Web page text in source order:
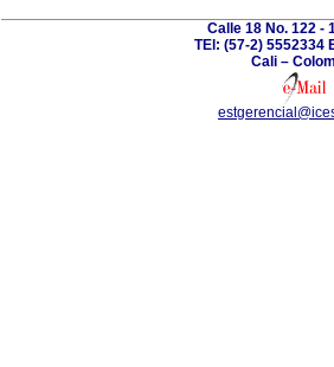
Calle 18 No. 122 -
TEl: (57-2) 5552334
Cali –